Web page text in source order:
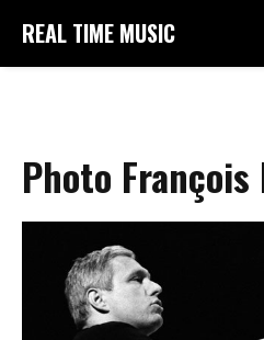
REAL TIME MUSIC
Photo François